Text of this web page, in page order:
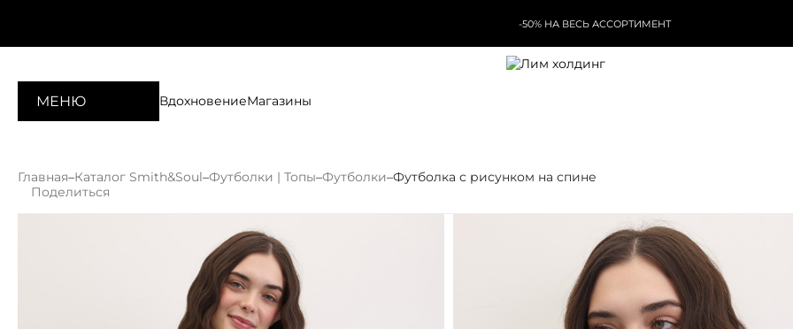
-50% НА ВЕСЬ АССОРТИМЕНТ
МЕНЮ ВдохновениеМагазины
Главная–Каталог Smith&Soul–Футболки | Топы–Футболки–Футболка с рисунком на спине
Поделиться